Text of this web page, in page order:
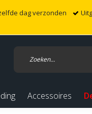
dag verzonden
Accessoires